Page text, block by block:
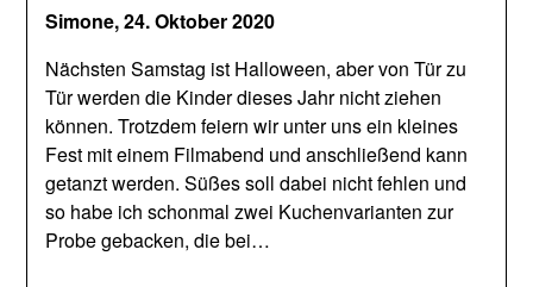
Simone,24. Oktober 2020
Nächsten Samstag ist Halloween, aber von Tür zu
Tür werden die Kinder dieses Jahr nicht ziehen
können. Trotzdem feiern wir unter uns ein kleines
Fest mit einem Filmabend und anschließend kann
getanzt werden. Süßes soll dabei nicht fehlen und
so habe ich schonmal zwei Kuchenvarianten zur
Probe gebacken, die bei…